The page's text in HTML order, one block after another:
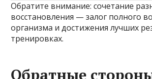
Обратите внимание: сочетание
восстановления — залог полного
организма и достижения лучших
тренировках.
Обратные